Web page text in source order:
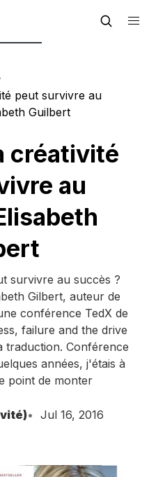
peut survivre au
Guilbert
créativité
au
survivre au succès ?
Gilbert, auteur de
conférence TedX de
failure and the drive
traduction. Conférence
années, j'étais à
point de monter
Jul 16, 2016